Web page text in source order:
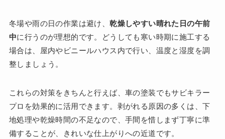
冬場や雨の日の作業は避け、乾燥しやすい晴れた日の午前
中に行うのが理想的です。どうしても寒い時期に施工する
場合は、屋内やビニールハウス内で行い、温度と湿度を調
整しましょう。
これらの対策をきちんと行えば、車の塗装でもサビキラー
プロを効果的に活用できます。剥がれる原因の多くは、下
地処理や乾燥時間の不足なので、手間を惜しまず丁寧に準
備することが、きれいな仕上がりへの近道です。